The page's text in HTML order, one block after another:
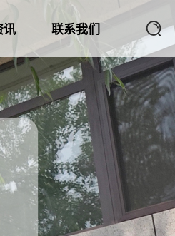
讯 联系我们